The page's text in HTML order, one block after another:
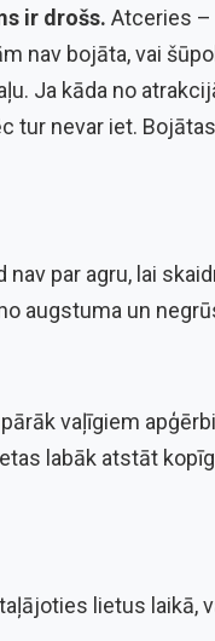
ir drošs. Atceries –
nav bojāta, vai
Ja kāda no
tur nevar iet.
nav par agru, lai
augstuma un
vaļīgiem
labāk atstāt
lietus laikā,